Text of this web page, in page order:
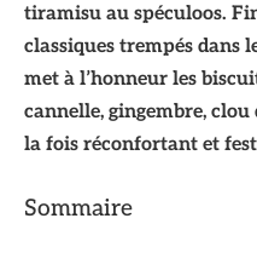
tiramisu au spéculoos.
classiques trempés dans
met à l’honneur les
cannelle, gingembre,
la fois réconfortant et
Sommaire